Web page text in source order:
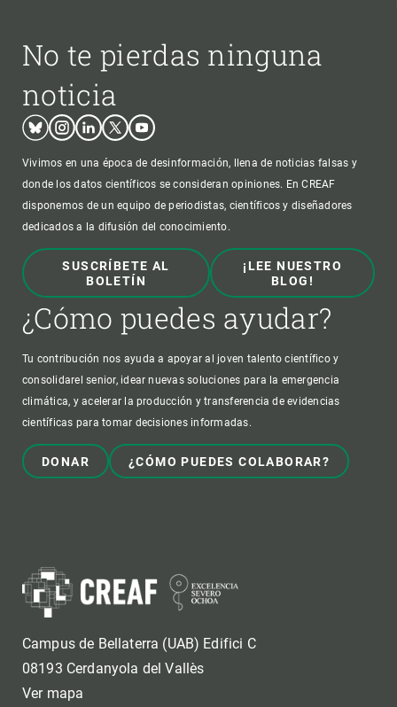
No te pierdas ninguna
noticia
BlueskyInstagram
LinkedinTwitterYoutube
Vivimos en una época de desinformación, llena de noticias falsas y
donde los datos científicos se consideran opiniones. En CREAF
disponemos de un equipo de periodistas, científicos y diseñadores
dedicados a la difusión del conocimiento.
SUSCRÍBETE AL
BOLETÍN
¡LEE NUESTRO
BLOG!
¿Cómo puedes ayudar?
Tu contribución nos ayuda a apoyar al joven talento científico y
consolidarel senior, idear nuevas soluciones para la emergencia
climática, y acelerar la producción y transferencia de evidencias
científicas para tomar decisiones informadas.
DONAR ¿CÓMO PUEDES COLABORAR?
Campus de Bellaterra (UAB) Edifici C
08193 Cerdanyola del Vallès
Ver mapa